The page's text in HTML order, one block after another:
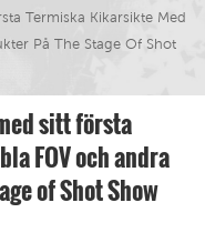
Termiska Kikarsikte Med
På The Stage Of Shot
sitt första
FOV och andra
of Shot Show